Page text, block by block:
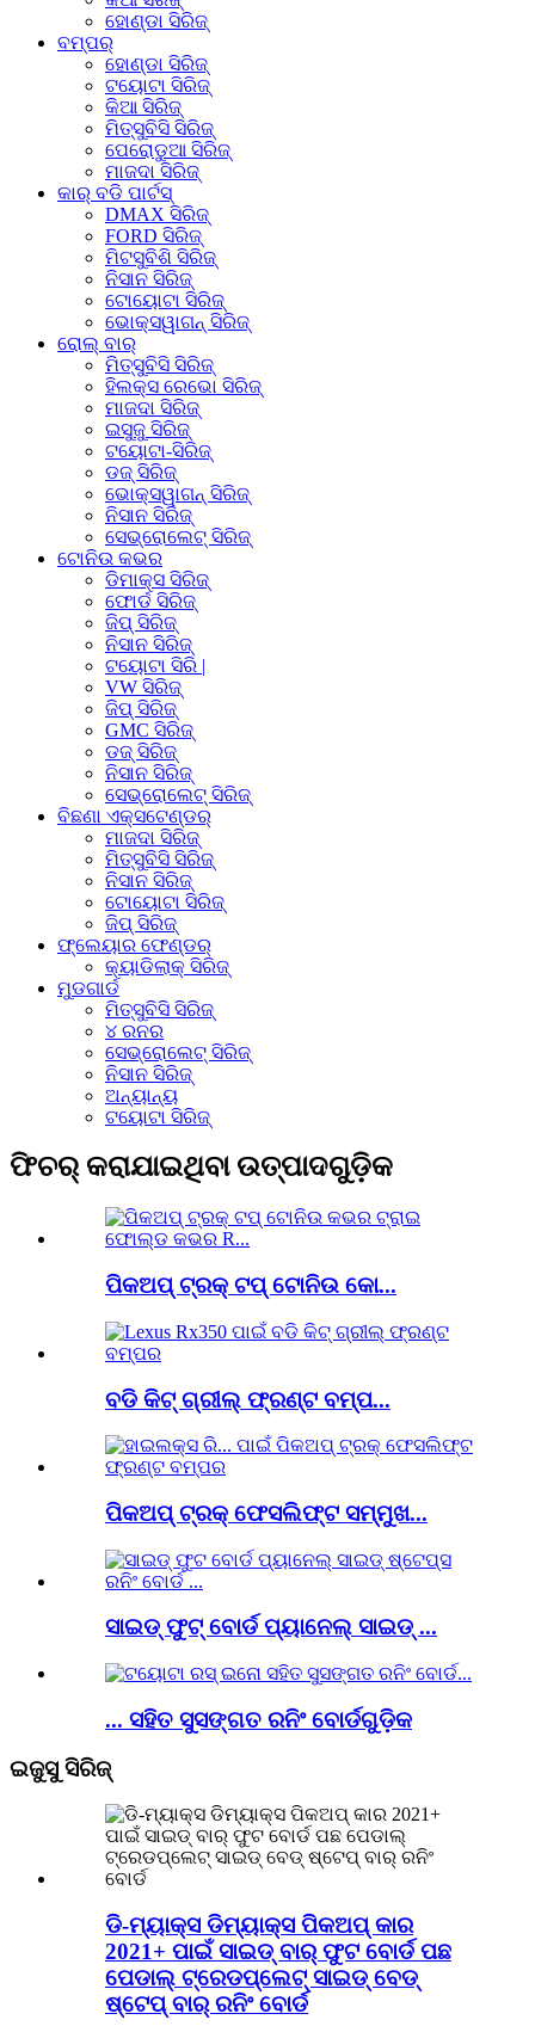
ହୋଣ୍ଡା ସିରିଜ୍
ବମ୍ପର୍
ହୋଣ୍ଡା ସିରିଜ୍
ଟୟୋଟା ସିରିଜ୍
କିଆ ସିରିଜ୍
ମିତ୍ସୁବିସି ସିରିଜ୍
ପେରୋଡୁଆ ସିରିଜ୍
ମାଜଦା ସିରିଜ୍
କାର୍ ବଡି ପାର୍ଟସ୍
DMAX ସିରିଜ୍
FORD ସିରିଜ୍
ମିଟସୁବିଶି ସିରିଜ୍
ନିସାନ ସିରିଜ୍
ଟୋୟୋଟା ସିରିଜ୍
ଭୋକ୍ସୱାଗନ୍ ସିରିଜ୍
ରୋଲ୍ ବାର୍
ମିତ୍ସୁବିସି ସିରିଜ୍
ହିଲକ୍ସ ରେଭୋ ସିରିଜ୍
ମାଜଦା ସିରିଜ୍
ଇସୁଜୁ ସିରିଜ୍
ଟୟୋଟା-ସିରିଜ୍
ଡଜ୍ ସିରିଜ୍
ଭୋକ୍ସୱାଗନ୍ ସିରିଜ୍
ନିସାନ ସିରିଜ୍
ସେଭ୍ରୋଲେଟ୍ ସିରିଜ୍
ଟୋନିଉ କଭର
ଡିମାକ୍ସ ସିରିଜ୍
ଫୋର୍ଡ ସିରିଜ୍
ଜିପ୍ ସିରିଜ୍
ନିସାନ ସିରିଜ୍
ଟୟୋଟା ସିରି |
VW ସିରିଜ୍
ଜିପ୍ ସିରିଜ୍
GMC ସିରିଜ୍
ଡଜ୍ ସିରିଜ୍
ନିସାନ ସିରିଜ୍
ସେଭ୍ରୋଲେଟ୍ ସିରିଜ୍
ବିଛଣା ଏକ୍ସଟେଣ୍ଡର୍
ମାଜଦା ସିରିଜ୍
ମିତ୍ସୁବିସି ସିରିଜ୍
ନିସାନ ସିରିଜ୍
ଟୋୟୋଟା ସିରିଜ୍
ଜିପ୍ ସିରିଜ୍
ଫ୍ଲେୟାର ଫେଣ୍ଡର୍
କ୍ୟାଡିଲାକ୍ ସିରିଜ୍
ମୁଡଗାର୍ଡ
ମିତ୍ସୁବିସି ସିରିଜ୍
୪ ରନର
ସେଭ୍ରୋଲେଟ୍ ସିରିଜ୍
ନିସାନ ସିରିଜ୍
ଅନ୍ୟାନ୍ୟ
ଟୟୋଟା ସିରିଜ୍
ଫିଚର୍ କରାଯାଇଥିବା ଉତ୍ପାଦଗୁଡ଼ିକ
ପିକଅପ୍ ଟ୍ରକ୍ ଟପ୍ ଟୋନିଉ କୋ...
ବଡି କିଟ୍ ଗ୍ରୀଲ୍ ଫ୍ରଣ୍ଟ ବମ୍ପ...
ପିକଅପ୍ ଟ୍ରକ୍ ଫେସଲିଫ୍ଟ ସମ୍ମୁଖ...
ସାଇଡ୍ ଫୁଟ୍ ବୋର୍ଡ ପ୍ୟାନେଲ୍ ସାଇଡ୍ ...
... ସହିତ ସୁସଙ୍ଗତ ରନିଂ ବୋର୍ଡଗୁଡ଼ିକ
ଇଜୁସୁ ସିରିଜ୍
ଡି-ମ୍ୟାକ୍ସ ଡିମ୍ୟାକ୍ସ ପିକଅପ୍ କାର
2021+ ପାଇଁ ସାଇଡ୍ ବାର୍ ଫୁଟ ବୋର୍ଡ ପଛ
ପେଡାଲ୍ ଟ୍ରେଡପ୍ଲେଟ୍ ସାଇଡ୍ ବେଡ୍
ଷ୍ଟେପ୍ ବାର୍ ରନିଂ ବୋର୍ଡ